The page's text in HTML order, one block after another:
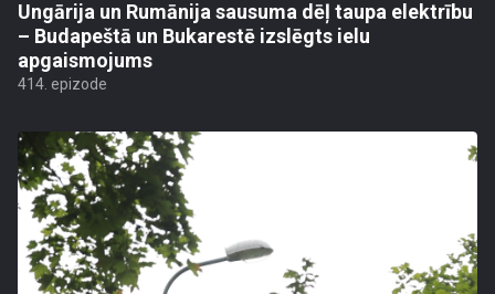
Ungārija un Rumānija sausuma dēļ taupa elektrību
– Budapeštā un Bukarestē izslēgts ielu
apgaismojums
414. epizode